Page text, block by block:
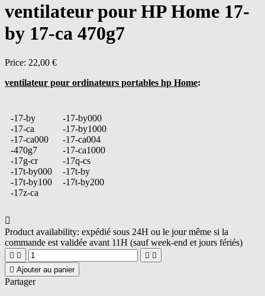
ventilateur pour HP Home 17-
by 17-ca 470g7
Price: 22,00 €
ventilateur pour ordinateurs portables hp Home:
-17-by
-17-ca
-17-ca000
-470g7
-17g-cr
-17t-by000
-17t-by100
-17z-ca
-17-by000
-17-by1000
-17-ca004
-17-ca1000
-17q-cs
-17t-by
-17t-by200

Product availability: expédié sous 24H ou le jour même si la
commande est validée avant 11H (sauf week-end et jours fériés)
   
 Ajouter au panier
Partager